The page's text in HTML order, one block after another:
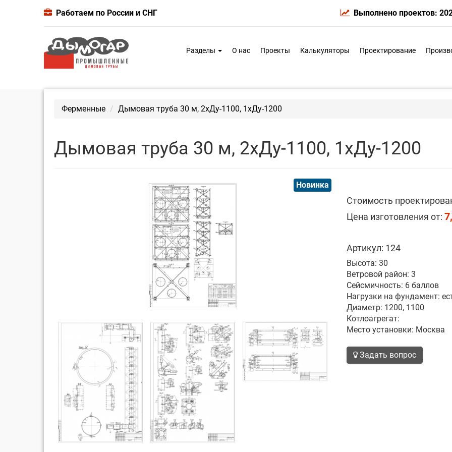
Работаем по России и СНГ Выполнено проектов:
Разделы О нас Проекты Калькуляторы Проектирование
Ферменные Дымовая труба 30 м, 2хДу-1100, 1хДу-1200
Дымовая труба 30 м, 2хДу-1100, 1хДу-1200
Новинка
Стоимость
Цена изготовления от:
Артикул: 124
Высота: 30
Ветровой район: 3
Сейсмичность: 6 баллов
Нагрузки на фундамент:
Диаметр: 1200, 1100
Котлоагрегат:
Место установки: Москва
Задать вопрос